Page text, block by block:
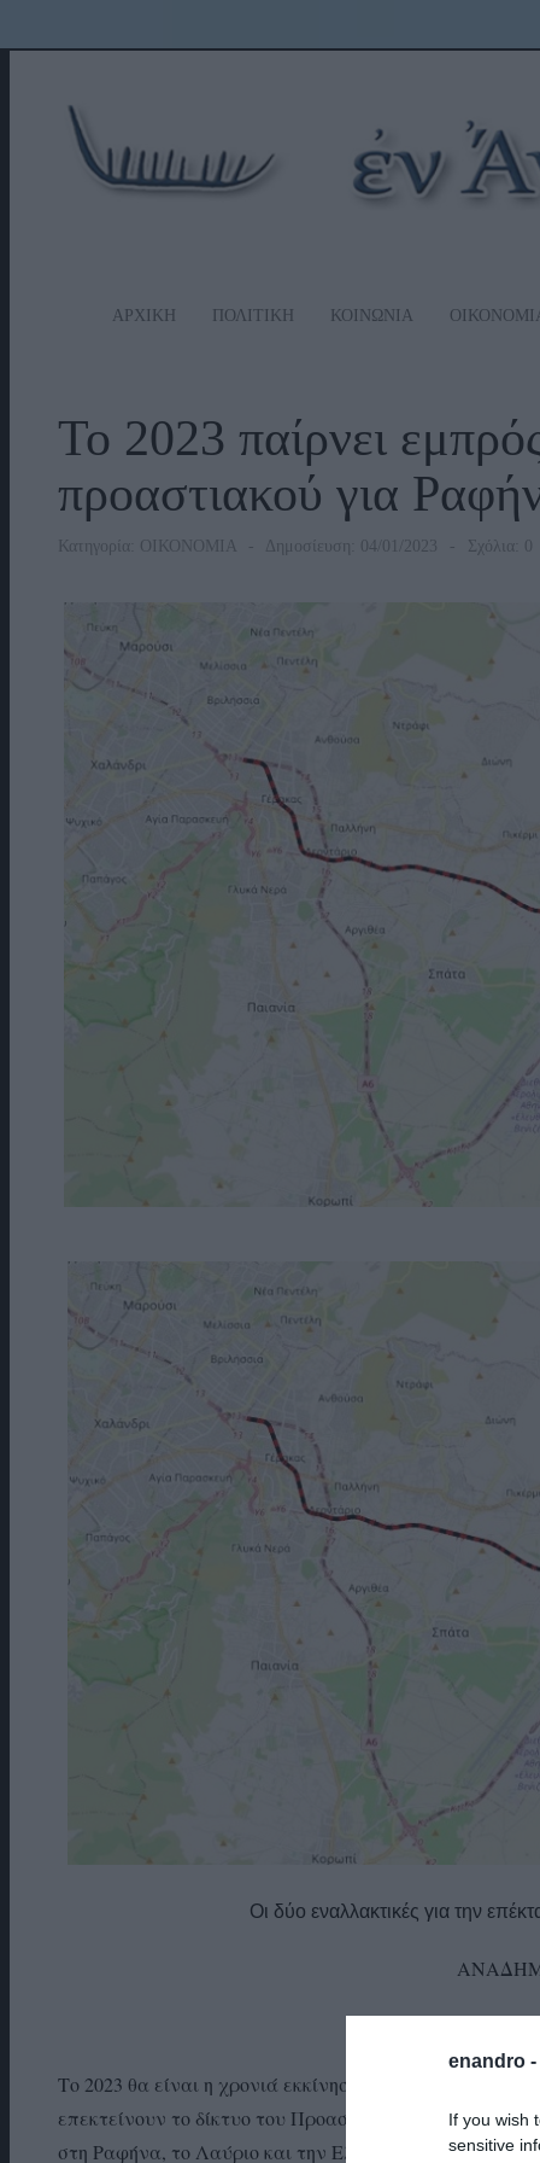
enandro -
If you wish
sensitive
ΑΡΧΙΚΗ ΠΟΛΙΤΙΚΗ ΚΟΙΝΩΝΙΑ
Το 2023 παίρνει
προαστιακού για
Κατηγορία: ΟΙΚΟΝΟΜΙΑ Δημοσίευση: 04/01/2023 Σχόλια: 0
Οι δύο εναλλακτικές για την
Το 2023 θα είναι η χρονιά εκκίνησης τριών μεγάλων
επεκτείνουν το δίκτυο του Προαστιακού
στη Ραφήνα, το Λαύριο και την Ελευσίνα.